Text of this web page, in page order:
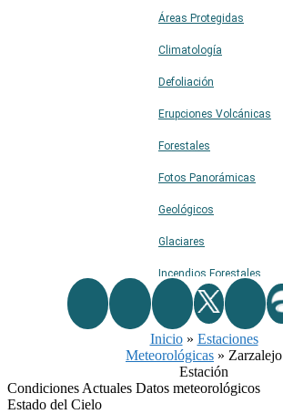
Áreas Protegidas
Climatología
Defoliación
Erupciones Volcánicas
Forestales
Fotos Panorámicas
Geológicos
Glaciares
Incendios Forestales
Naturaleza
Ríos
Rutas De Montaña
Inicio» Estaciones
Meteorológicas » Zarzalejo
Estación
Condiciones Actuales Datos meteorológicos
Estado del Cielo